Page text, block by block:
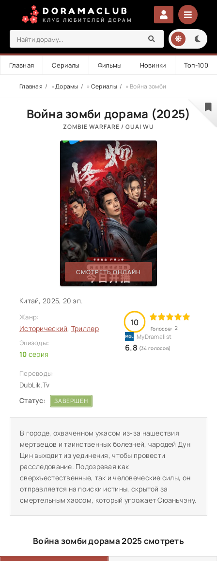
DORAMACLUB
КЛУБ ЛЮБИТЕЛЕЙ ДОРАМ
Главная Сериалы Фильмы Новинки Топ-100
Главная »Дорамы » Сериалы » Война зомби
Война зомби дорама (2025)
ZOMBIE WARFARE / GUAI WU
СМОТРЕТЬ ОНЛАЙН
Китай, 2025, 20 эп.
Жанр:
Исторический, Триллер
Эпизоды:
10 серия
10
Голосов: 2
6.8 (34 голосов)
Переводы:
DubLik.Tv
Статус:
ЗАВЕРШЁН
В городе, охваченном ужасом из-за нашествия
мертвецов и таинственных болезней, чародей Дун
Цин выходит из уединения, чтобы провести
расследование. Подозревая как
сверхъестественные, так и человеческие силы, он
отправляется на поиски истины, скрытой за
смертельным хаосом, который угрожает Сюаньчэну.
Война зомби дорама 2025 смотреть